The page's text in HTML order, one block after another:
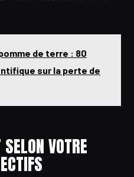
de terre : 80
sur la perte de
VOTRE